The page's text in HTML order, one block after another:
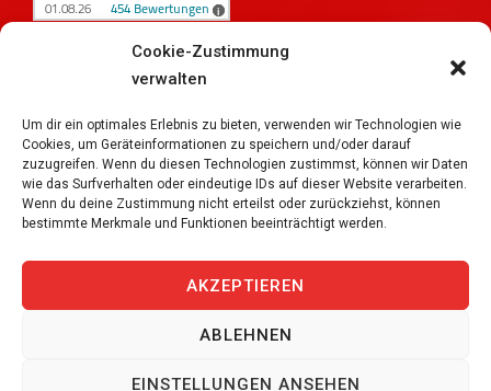
Cookie-Zustimmung
verwalten
Um dir ein optimales Erlebnis zu bieten, verwenden wir Technologien wie
Cookies, um Geräteinformationen zu speichern und/oder darauf
zuzugreifen. Wenn du diesen Technologien zustimmst, können wir Daten
wie das Surfverhalten oder eindeutige IDs auf dieser Website verarbeiten.
Wenn du deine Zustimmung nicht erteilst oder zurückziehst, können
bestimmte Merkmale und Funktionen beeinträchtigt werden.
AKZEPTIEREN
ABLEHNEN
EINSTELLUNGEN ANSEHEN
iPersonal
Bewertungen auf ProvenExpert.com
Temporär & Dauerstellen Schweizweit
Reserved.